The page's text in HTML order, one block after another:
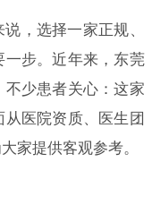
，选择一家正规、
步。近年来，东莞
少患者关心：这家
医院资质、医生团
家提供客观参考。